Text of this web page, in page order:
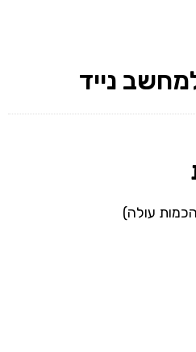
נייד
עולה)